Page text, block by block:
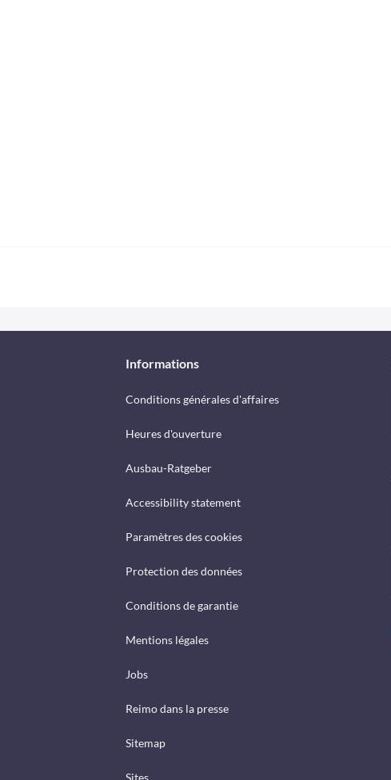
Informations
Conditions générales d'affaires
Heures d'ouverture
Ausbau-Ratgeber
Accessibility statement
Paramètres des cookies
Protection des données
Conditions de garantie
Mentions légales
Jobs
Reimo dans la presse
Sitemap
Sites